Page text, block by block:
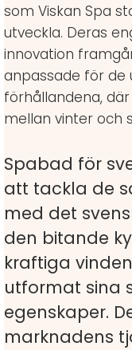
som Viskan Spa
utveckla. Deras
innovation
anpassade för de
förhållandena,
mellan vinter och
Spabad för
att tackla de
med det
den bitande
kraftiga
utformat sina
egenskaper.
marknadens